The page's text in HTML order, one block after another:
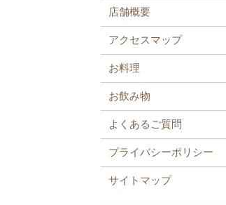
店舗概要
アクセスマップ
お料理
お飲み物
よくあるご質問
プライバシーポリシー
サイトマップ